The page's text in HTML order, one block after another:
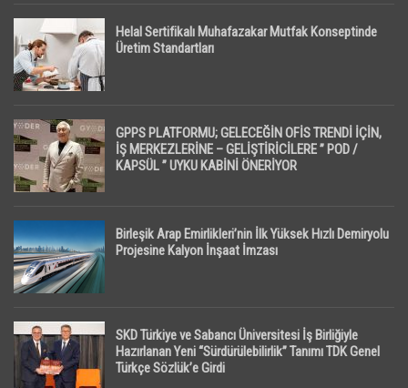
Helal Sertifikalı Muhafazakar Mutfak Konseptinde
Üretim Standartları
GPPS PLATFORMU; GELECEĞİN OFİS TRENDİ İÇİN,
İŞ MERKEZLERİNE – GELİŞTİRİCİLERE ” POD /
KAPSÜL ” UYKU KABİNİ ÖNERİYOR
Birleşik Arap Emirlikleri’nin İlk Yüksek Hızlı Demiryolu
Projesine Kalyon İnşaat İmzası
SKD Türkiye ve Sabancı Üniversitesi İş Birliğiyle
Hazırlanan Yeni “Sürdürülebilirlik” Tanımı TDK Genel
Türkçe Sözlük’e Girdi